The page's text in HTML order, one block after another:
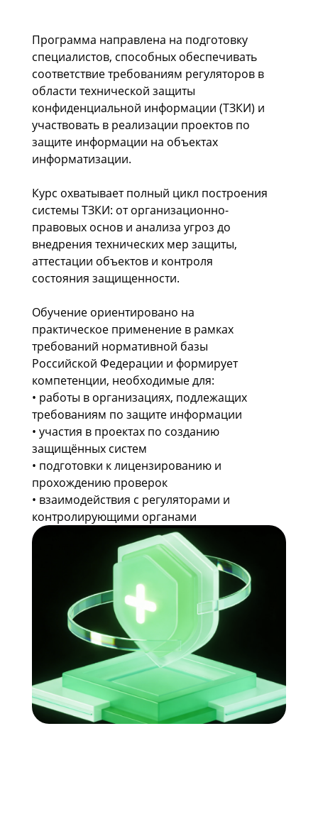
Программа направлена на подготовку
специалистов, способных обеспечивать
соответствие требованиям регуляторов в
области технической защиты
конфиденциальной информации (ТЗКИ) и
участвовать в реализации проектов по
защите информации на объектах
информатизации.
Курс охватывает полный цикл построения
системы ТЗКИ: от организационно-
правовых основ и анализа угроз до
внедрения технических мер защиты,
аттестации объектов и контроля
состояния защищенности.
Обучение ориентировано на
практическое применение в рамках
требований нормативной базы
Российской Федерации и формирует
компетенции, необходимые для:
• работы в организациях, подлежащих
требованиям по защите информации
• участия в проектах по созданию
защищённых систем
• подготовки к лицензированию и
прохождению проверок
• взаимодействия с регуляторами и
контролирующими органами